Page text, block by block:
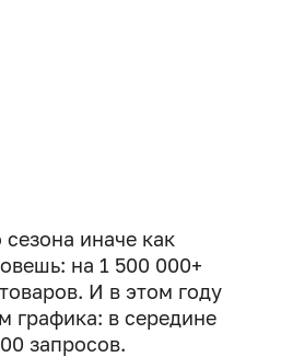
иначе как
на 1 500 000+
И в этом году
графика: в середине
запросов.